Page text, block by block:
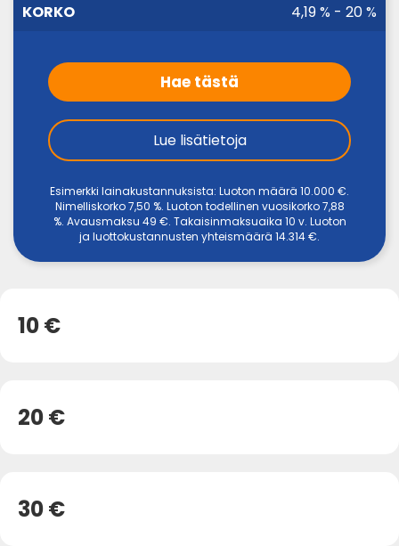
4,19 % - 20 %
Hae tästä
Lue lisätietoja
Esimerkki lainakustannuksista: Luoton määrä 10.000 €.
Nimelliskorko 7,50 %. Luoton todellinen vuosikorko 7,88
%. Avausmaksu 49 €. Takaisinmaksuaika 10 v. Luoton
ja luottokustannusten yhteismäärä 14.314 €.
10 €
20 €
30 €